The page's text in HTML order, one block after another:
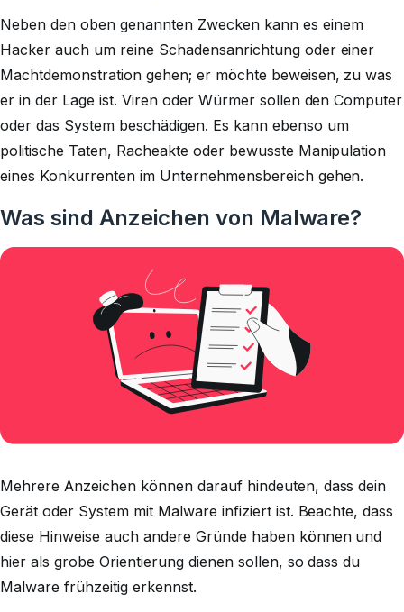
Neben den oben genannten Zwecken kann es einem
Hacker auch um reine Schadensanrichtung oder einer
Machtdemonstration gehen; er möchte beweisen, zu was
er in der Lage ist. Viren oder Würmer sollen den Computer
oder das System beschädigen. Es kann ebenso um
politische Taten, Racheakte oder bewusste Manipulation
eines Konkurrenten im Unternehmensbereich gehen.
Was sind Anzeichen von Malware?
Mehrere Anzeichen können darauf hindeuten, dass dein
Gerät oder System mit Malware infiziert ist. Beachte, dass
diese Hinweise auch andere Gründe haben können und
hier als grobe Orientierung dienen sollen, so dass du
Malware frühzeitig erkennst.